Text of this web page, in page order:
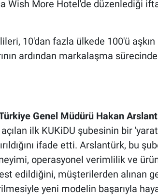
Wish More Hotel'de düzenlediği
10'dan fazla ülkede 100'ü
ardından markalaşma
Genel Müdürü Hakan
ilk KUKiDU şubesinin bir
ifade etti. Arslantürk, bu
operasyonel verimlilik ve
edildiğini, müşterilerden alınan
yeni modelin başarıyla